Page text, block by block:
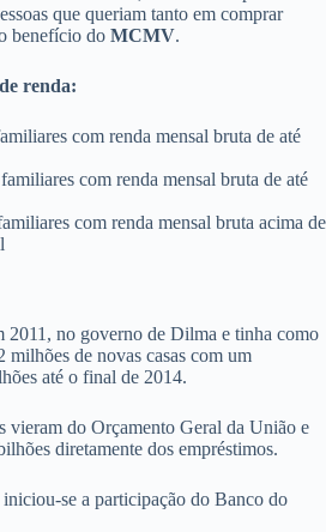
que queriam tanto em comprar
benefício do MCMV.
renda:
com renda mensal bruta de até
com renda mensal bruta de até
com renda mensal bruta acima de
2011, no governo de Dilma e tinha como
de novas casas com um
até o final de 2014.
vieram do Orçamento Geral da União e
diretamente dos empréstimos.
iniciou-se a participação do Banco do